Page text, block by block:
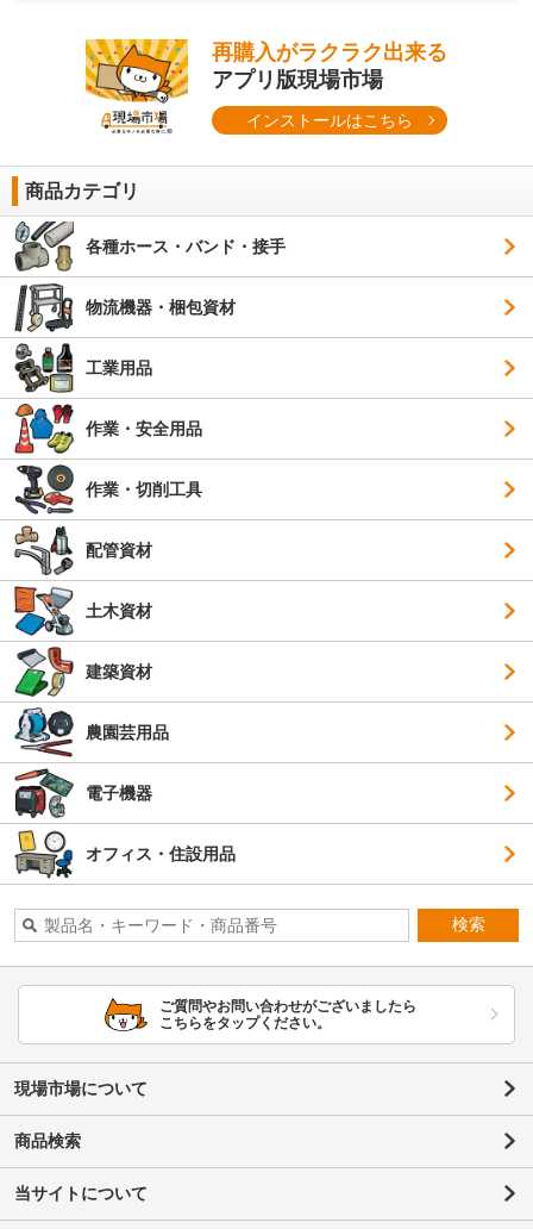
再購入がラクラク出来る
アプリ版現場市場
インストールはこちら
商品カテゴリ
各種ホース・バンド・接手
物流機器・梱包資材
工業用品
作業・安全用品
作業・切削工具
配管資材
土木資材
建築資材
農園芸用品
電子機器
オフィス・住設用品
検索
ご質問やお問い合わせがございましたら
こちらをタップください。
現場市場について
商品検索
当サイトについて